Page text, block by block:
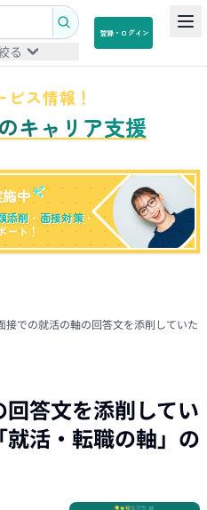
る
登録・ログイン
ビス情報！
キャリア支援
中
添削 ・ 面接対策・
ート！
接での就活の軸の回答文を添削していた
答文を添削してい
就活・転職の軸」の